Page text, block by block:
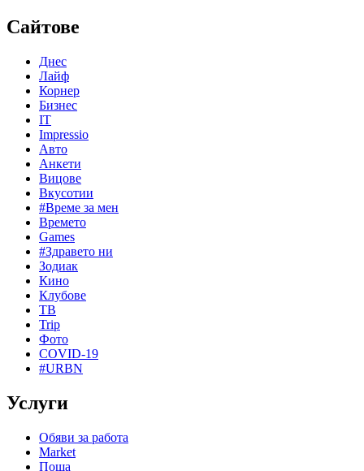
Сайтове
Днес
Лайф
Корнер
Бизнес
IT
Impressio
Авто
Анкети
Вицове
Вкусотии
#Време за мен
Времето
Games
#Здравето ни
Зодиак
Кино
Клубове
ТВ
Trip
Фото
COVID-19
#URBN
Услуги
Обяви за работа
Market
Поща